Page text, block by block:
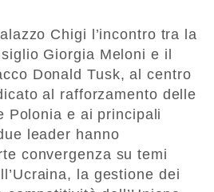
Chigi l’incontro tra la
Giorgia Meloni e il
Donald Tusk, al centro
al rafforzamento delle
Polonia e ai principali
leader hanno
convergenza su temi
la gestione dei